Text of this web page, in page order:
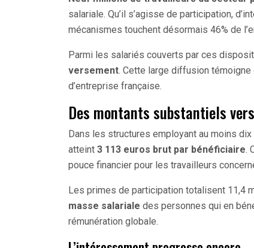
salariale. Qu’il s’agisse de participation,
mécanismes touchent désormais 46% de
Parmi les salariés couverts par ces
versement. Cette large diffusion témoigne
d’entreprise française.
Des montants substantiels
Dans les structures employant au moins
atteint 3 113 euros brut par bénéficiaire.
pouce financier pour les travailleurs
Les primes de participation totalisent 11,4
masse salariale des personnes qui en
rémunération globale.